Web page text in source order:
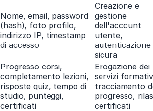
Nome, email, password
(hash), foto profilo,
indirizzo IP, timestamp
di accesso
Creazione e
gestione
dell'account
utente,
autenticazione
sicura
Progresso corsi,
completamento lezioni,
risposte quiz, tempo di
studio, punteggi,
certificati
Erogazione dei
servizi
tracciamento
progresso,
certificati